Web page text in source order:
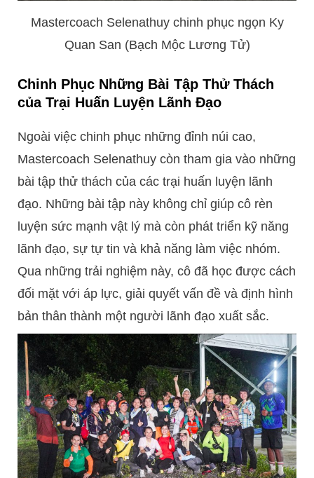
Mastercoach Selenathuy chinh phục ngọn Ky
Quan San (Bạch Mộc Lương Tử)
Chinh Phục Những Bài Tập Thử Thách
của Trại Huấn Luyện Lãnh Đạo
Ngoài việc chinh phục những đỉnh núi cao,
Mastercoach Selenathuy còn tham gia vào những
bài tập thử thách của các trại huấn luyện lãnh
đạo. Những bài tập này không chỉ giúp cô rèn
luyện sức mạnh vật lý mà còn phát triển kỹ năng
lãnh đạo, sự tự tin và khả năng làm việc nhóm.
Qua những trải nghiệm này, cô đã học được cách
đối mặt với áp lực, giải quyết vấn đề và định hình
bản thân thành một người lãnh đạo xuất sắc.